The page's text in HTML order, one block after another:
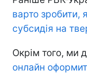
варто зробити,
субсидія на
Окрім того, ми
онлайн